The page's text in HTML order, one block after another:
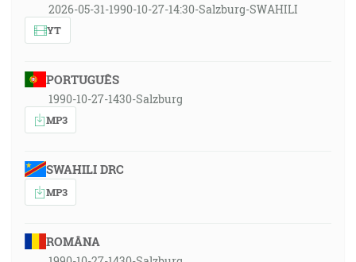
2026-05-31-1990-10-27-14:30-Salzburg-SWAHILI
YT
PORTUGUÊS
1990-10-27-1430-Salzburg
MP3
SWAHILI DRC
MP3
ROMÂNA